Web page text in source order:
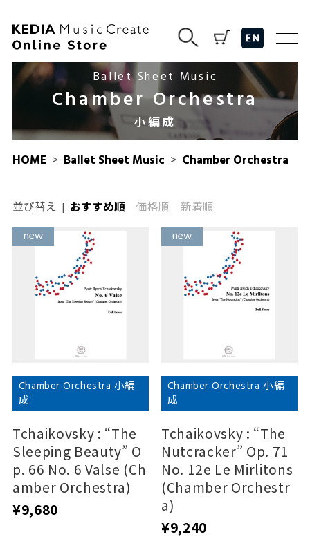
Ballet Sheet Music
Chamber Orchestra
小編成
HOME > Ballet Sheet Music > Chamber Orchestra
並び替え | おすすめ順 価格順
新着順
new
Chamber Orchestra 小編
成
new
Tchaikovsky : “The
Sleeping Beauty” O
p. 66 No. 6 Valse (Ch
amber Orchestra)
¥9,680
new
Chamber Orchestra 小編
成
new
Tchaikovsky : “The
Nutcracker” Op. 71
No. 12e Le Mirlitons
(Chamber Orchestr
a)
¥9,240